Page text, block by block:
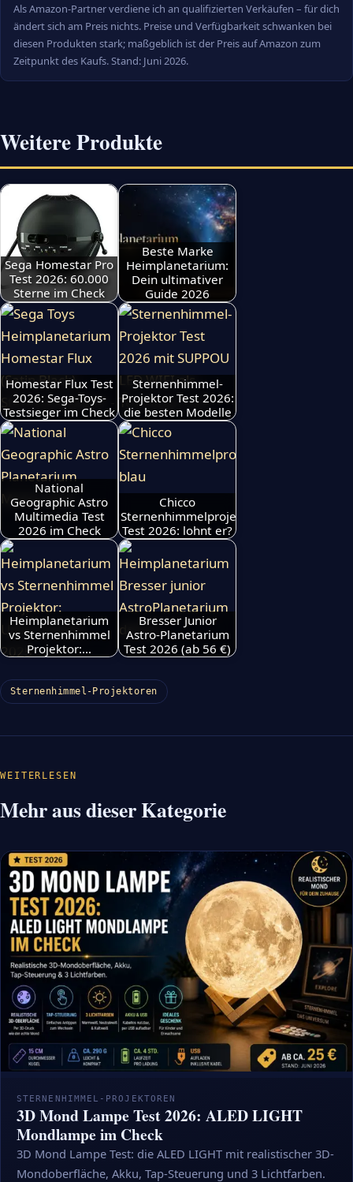
Als Amazon-Partner verdiene ich an qualifizierten Verkäufen – für dich
ändert sich am Preis nichts. Preise und Verfügbarkeit schwanken bei
diesen Produkten stark; maßgeblich ist der Preis auf Amazon zum
Zeitpunkt des Kaufs. Stand: Juni 2026.
Weitere Produkte
Sega Homestar Pro
Test 2026: 60.000
Sterne im Check
Beste Marke
Heimplanetarium:
Dein ultimativer
Guide 2026
Homestar Flux Test
2026: Sega-Toys-
Testsieger im Check
Sternenhimmel-
Projektor Test 2026:
die besten Modelle
National
Geographic Astro
Multimedia Test
2026 im Check
Chicco
Sternenhimmelprojektor
Test 2026: lohnt er?
Heimplanetarium
vs Sternenhimmel
Projektor:…
Bresser Junior
Astro-Planetarium
Test 2026 (ab 56 €)
Sternenhimmel-Projektoren
WEITERLESEN
Mehr aus dieser Kategorie
STERNENHIMMEL-PROJEKTOREN
3D Mond Lampe Test 2026: ALED LIGHT
Mondlampe im Check
3D Mond Lampe Test: die ALED LIGHT mit realistischer 3D-
Mondoberfläche, Akku, Tap-Steuerung und 3 Lichtfarben.